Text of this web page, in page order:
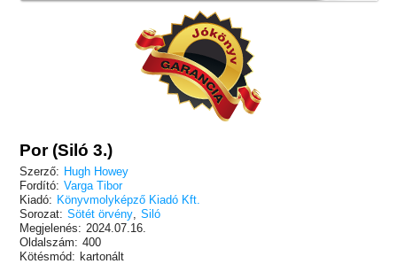
Por (Siló 3.)
Szerző: Hugh Howey
Fordító: Varga Tibor
Kiadó: Könyvmolyképző Kiadó Kft.
Sorozat: Sötét örvény
Siló
Megjelenés: 2024.07.16.
Oldalszám: 400
Kötésmód: kartonált